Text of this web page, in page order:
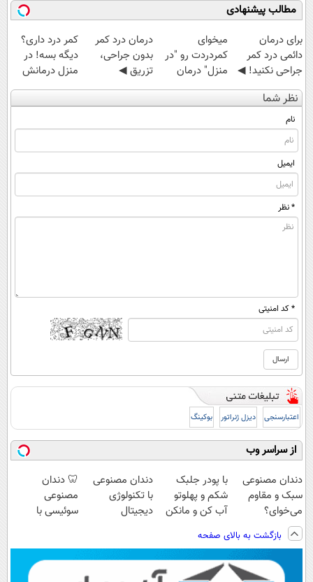
مطالب پیشنهادی
برای درمان
دائمی درد کمر
جراحی نکنید! ◀
پرسش‌نامه رو پر
کن ▶
میخوای
کمردردت رو "در
منزل" درمان
کنی؟ (◂فیلم +
◂پرسش‌نامه)
درمان درد کمر
بدون جراحی،
تزریق ◀
پرسش‌نامه رو پر
کن ▶
کمر درد داری؟
دیگه بسه! در
منزل درمانش
کن
(◀پرسش‌نامه)
نظر شما
نام
ایمیل
* نظر
* کد امنیتی
اعتبارسنجی دیزل ژنراتور بوکینگ
از سراسر وب
دندان مصنوعی
سبک و مقاوم
می‌خوای؟
پرداخت اقساطی
هم داریم!😍 |
📍تهران
با پودر جلبک
شکم و پهلوتو
آب کن و مانکن
امشب)
دندان مصنوعی
با تکنولوژی
دیجیتال
🦷 دندان
مصنوعی
سوئیسی با
قسط |📍 تهران
بازگشت به بالای صفحه